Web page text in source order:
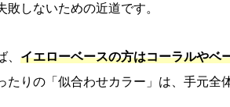
敗しないための近道です。
、イエローベースの方はコーラルやベ
たりの「似合わせカラー」は、手元全